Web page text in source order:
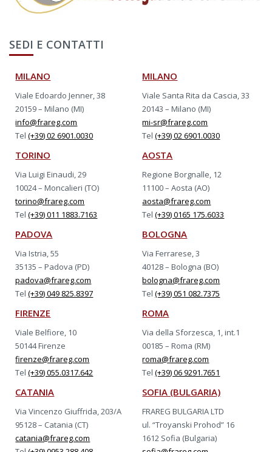
SEDI E CONTATTI
MILANO
Viale Edoardo Jenner, 38
20159 – Milano (MI)
info@frareg.com
Tel(+39) 02 6901.0030
MILANO
Viale Santa Rita da Cascia, 33
20143 – Milano (MI)
mi-sr@frareg.com
Tel(+39) 02 6901.0030
TORINO
Via Luigi Einaudi, 29
10024 – Moncalieri (TO)
torino@frareg.com
Tel(+39) 011 1883.7163
AOSTA
Regione Borgnalle, 12
11100 – Aosta (AO)
aosta@frareg.com
Tel(+39) 0165 175.6033
PADOVA
Via Istria, 55
35135 – Padova (PD)
padova@frareg.com
Tel(+39) 049 825.8397
BOLOGNA
Via Ferrarese, 3
40128 – Bologna (BO)
bologna@frareg.com
Tel(+39) 051 082.7375
FIRENZE
Viale Belfiore, 10
50144 Firenze
firenze@frareg.com
Tel(+39) 055.0317.642
ROMA
Via della Sforzesca, 1, int.1
00185 – Roma (RM)
roma@frareg.com
Tel(+39) 06 9291.7651
CATANIA
Via Vincenzo Giuffrida, 203/A
95128 – Catania (CT)
catania@frareg.com
SOFIA (BULGARIA)
FRAREG BULGARIA LTD
ul. “Troyanski Prohod” 16
1612 Sofia (Bulgaria)